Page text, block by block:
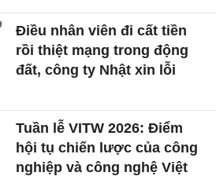
Điều nhân viên đi cất tiền
rồi thiệt mạng trong động
đất, công ty Nhật xin lỗi
Tuần lễ VITW 2026: Điểm
hội tụ chiến lược của công
nghiệp và công nghệ Việt